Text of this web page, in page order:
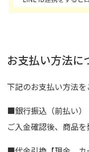
お支払い方法に
下記のお支払い方法を
■銀行振込（前払い）
ご入金確認後、商品を